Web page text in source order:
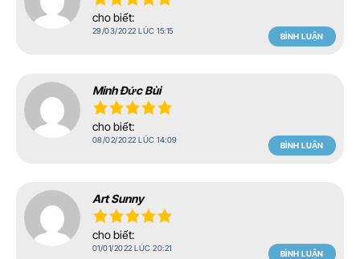
cho biết:
29/03/2022 LÚC 15:15
BÌNH LUẬN
Minh Đức Bùi
cho biết:
08/02/2022 LÚC 14:09
BÌNH LUẬN
Art Sunny
cho biết:
01/01/2022 LÚC 20:21
BÌNH LUẬN